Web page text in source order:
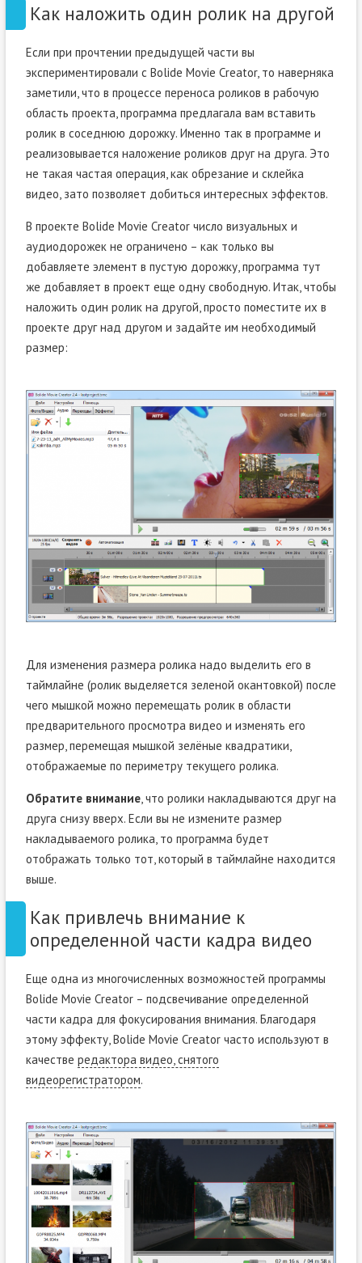
Как наложить один ролик на другой
Если при прочтении предыдущей части вы
экспериментировали с Bolide Movie Creator, то наверняка
заметили, что в процессе переноса роликов в рабочую
область проекта, программа предлагала вам вставить
ролик в соседнюю дорожку. Именно так в программе и
реализовывается наложение роликов друг на друга. Это
не такая частая операция, как обрезание и склейка
видео, зато позволяет добиться интересных эффектов.
В проекте Bolide Movie Creator число визуальных и
аудиодорожек не ограничено – как только вы
добавляете элемент в пустую дорожку, программа тут
же добавляет в проект еще одну свободную. Итак, чтобы
наложить один ролик на другой, просто поместите их в
проекте друг над другом и задайте им необходимый
размер:
Для изменения размера ролика надо выделить его в
таймлайне (ролик выделяется зеленой окантовкой) после
чего мышкой можно перемещать ролик в области
предварительного просмотра видео и изменять его
размер, перемещая мышкой зелёные квадратики,
отображаемые по периметру текущего ролика.
Обратите внимание, что ролики накладываются друг на
друга снизу вверх. Если вы не измените размер
накладываемого ролика, то программа будет
отображать только тот, который в таймлайне находится
выше.
Как привлечь внимание к
определенной части кадра видео
Еще одна из многочисленных возможностей программы
Bolide Movie Creator – подсвечивание определенной
части кадра для фокусирования внимания. Благодаря
этому эффекту, Bolide Movie Creator часто используют в
качестве редактора видео, снятого
видеорегистратором.